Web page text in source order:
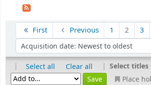
First Previous 1 2 3
| Select all Clear all | Select titles
Place